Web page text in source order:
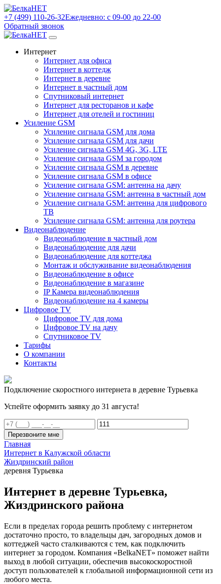
+7 (499) 110-26-32Ежедневно: с 09-00 до 22-00
Обратный звонок
Интернет
Интернет для офиса
Интернет в коттедж
Интернет в деревне
Интернет в частный дом
Спутниковый интернет
Интернет для ресторанов и кафе
Интернет для отелей и гостиниц
Усиление GSM
Усиление сигнала GSM для дома
Усиление сигнала GSM для дачи
Усиление сигнала GSM 4G, 3G, LTE
Усиление сигнала GSM за городом
Усиление сигнала GSM в деревне
Усиление сигнала GSM в офисе
Усиление сигнала GSM: антенна на дачу
Усиление сигнала GSM: антенна в частный дом
Усиление сигнала GSM: антенна для цифрового
ТВ
Усиление сигнала GSM: антенна для роутера
Видеонаблюдение
Видеонаблюдение в частный дом
Видеонаблюдение для дачи
Видеонаблюдение для коттеджа
Монтаж и обслуживание видеонаблюдения
Видеонаблюдение в офисе
Видеонаблюдение в магазине
IP Камера видеонаблюдения
Видеонаблюдение на 4 камеры
Цифровое TV
Цифровое TV для дома
Цифровое TV на дачу
Спутниковое TV
Тарифы
О компании
Контакты
Подключение скоростного интернета в деревне Турьевка
Успейте оформить заявку до 31 августа!
Перезвоните мне
Главная
Интернет в Калужской области
Жиздринский район
деревня Турьевка
Интернет в деревне Турьевка,
Жиздринского района
Если в пределах города решить проблему с интернетом
достаточно просто, то владельцы дач, загородных домов и
коттеджей часто сталкиваются с тем, как подключить
интернет за городом. Компания «BelkaNET» поможет найти
выход в любой ситуации, обеспечив высокоскоростной
доступ пользователей к глобальной информационной сети из
любого места.